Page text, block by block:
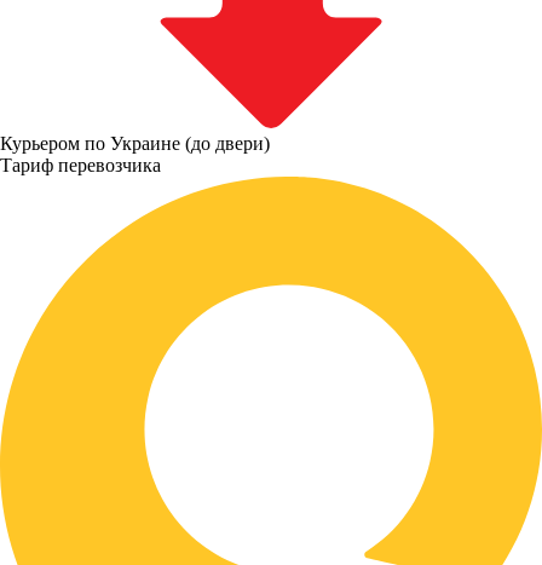
Курьером по Украине (до двери)
Тариф перевозчика